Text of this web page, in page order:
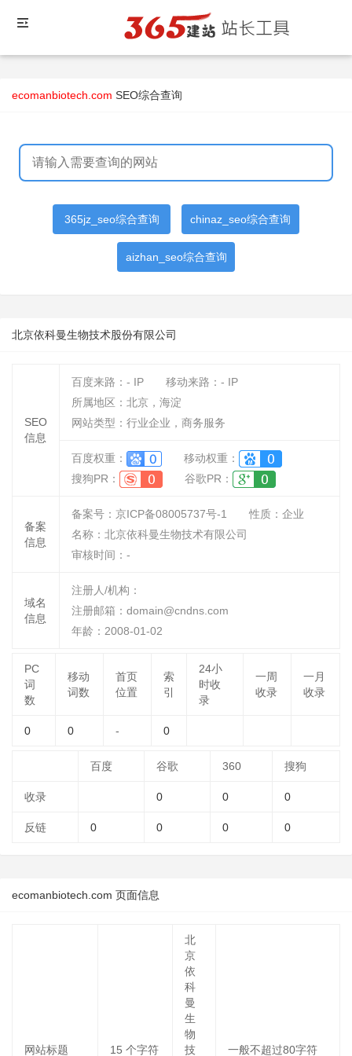
ecomanbiotech.com SEO综合查询
365jz_seo综合查询 chinaz_seo综合查询
aizhan_seo综合查询
北京依科曼生物技术股份有限公司
SEO
信息
百度来路： - IP 移动来路： - IP
所属地区：北京，海淀
网站类型：行业企业，商务服务
百度权重：
移动权重：
搜狗PR：
谷歌PR：
备案
信息
备案号：京ICP备08005737号-1 性质： 企业
名称： 北京依科曼生物技术有限公司
审核时间： -
域名
信息
注册人/机构：
注册邮箱：domain@cndns.com
年龄：2008-01-02
PC
词
数
移动
词数
首页
位置
索
引
24小
时收
录
一周
收录
一月
收录
0 0 - 0
百度 谷歌 360 搜狗
收录 0 0 0
反链 0 0 0 0
ecomanbiotech.com 页面信息
网站标题 15 个字符
北
京
依
科
曼
生
物
技
一般不超过80字符